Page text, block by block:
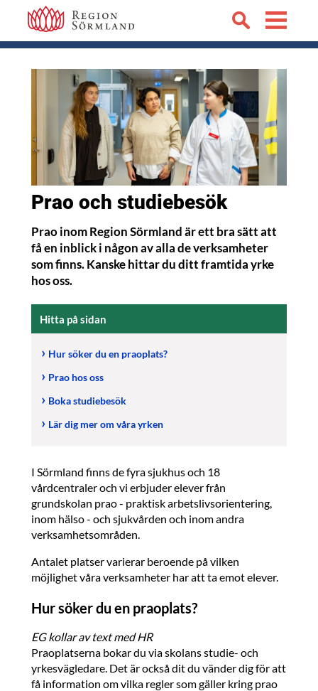
Prao och studiebesök
Prao inom Region Sörmland är ett bra sätt att
få en inblick i någon av alla de verksamheter
som finns. Kanske hittar du ditt framtida yrke
hos oss.
Hitta på sidan
Hur söker du en praoplats?
Prao hos oss
Boka studiebesök
Lär dig mer om våra yrken
I Sörmland finns de fyra sjukhus och 18
vårdcentraler och vi erbjuder elever från
grundskolan prao - praktisk arbetslivsorientering,
inom hälso - och sjukvården och inom andra
verksamhetsområden.
Antalet platser varierar beroende på vilken
möjlighet våra verksamheter har att ta emot elever.
Hur söker du en praoplats?
EG kollar av text med HR
Praoplatserna bokar du via skolans studie- och
yrkesvägledare. Det är också dit du vänder dig för att
få information om vilka regler som gäller kring prao